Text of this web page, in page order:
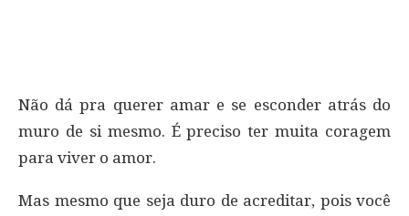
Não dá pra querer amar e se esconder atrás do
muro de si mesmo. É preciso ter muita coragem
para viver o amor.
Mas mesmo que seja duro de acreditar, pois você